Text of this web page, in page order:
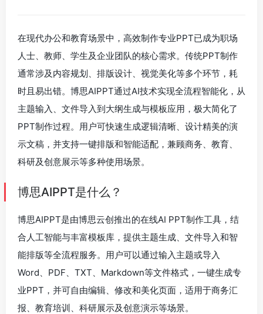
在现代办公和教育场景中，高效制作专业PPT已成为职场
人士、教师、学生及企业团队的核心需求。传统PPT制作
通常涉及内容规划、排版设计、视觉美化等多个环节，耗
时且易出错。博思AIPPT通过AI技术实现全流程智能化，从
主题输入、文件导入到大纲生成与模板应用，极大简化了
PPT制作过程。用户可快速生成逻辑清晰、设计精美的演
示文稿，并支持一键排版和智能适配，兼顾商务、教育、
科研及创意展示等多种使用场景。
博思AIPPT是什么？
博思AIPPT是由博思云创推出的在线AI PPT制作工具，结
合人工智能与丰富模板库，提供主题生成、文件导入和智
能排版等全流程服务。用户可以通过输入主题或导入
Word、PDF、TXT、Markdown等文件格式，一键生成专
业PPT，并可自由编辑、修改和美化页面，适用于商务汇
报、教育培训、科研展示及创意演示等场景。